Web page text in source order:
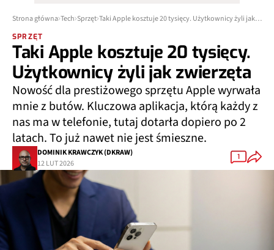
Strona główna Tech Sprzęt
SPRZĘT
Taki Apple kosztuje 20 tysięcy.
Użytkownicy żyli jak zwierzęta
Nowość dla prestiżowego sprzętu Apple wyrwała
mnie z butów. Kluczowa aplikacja, którą każdy z
nas ma w telefonie, tutaj dotarła dopiero po 2
latach. To już nawet nie jest śmieszne.
DOMINIK KRAWCZYK (DKRAW)
12 LUT 2026
1